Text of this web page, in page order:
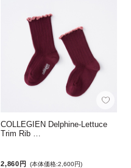
COLLEGIEN Delphine-Lettuce
Trim Rib …
2,860円 (本体価格:2,600円)